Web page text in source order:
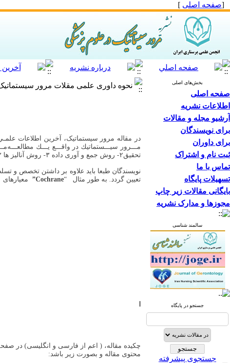
[صفحه اصلی ]
بخش‌های اصلی
صفحه اصلی
اطلاعات نشریه
آرشیو مجله و مقالات
برای نویسندگان
برای داوران
ثبت نام و اشتراک
تماس با ما
تسهیلات پایگاه
بایگانی مقالات زیر چاپ
مجوزها و مدارک نشریه
سالمند شناسی
جستجو در پایگاه
جستجوی پیشرفته
نحوه داوری علمی مقلات مرور
در ﻣﻘﺎﻟﻪ ﻣﺮور سیستماتیک، آﺧﺮﻳﻦ اﻃﻼﻋﺎت
ﺗﺤﻘﻴﻖ۲- روش ﺟﻤﻊ و آوری داده ۳- روش آﻧﺎﻟﻴﺰ ﻫﺎ ۳- نحوه تفسیر.
ﻧﻮﻳﺴﻨﺪﮔﺎن ﻃﺒﻌﺎ ﺑﺎﻳﺪ ﻋﻼوه ﺑﺮ داﺷﺘﻦ ﺗﺨﺼﺺ و
ﺗﻌﻴﻴﻦ ﮔﺮدد. ﺑﻪ ﻃﻮر ﻣﺜﺎل “Cochrane”
محتوی مقاله و بصورت زیر باشد: